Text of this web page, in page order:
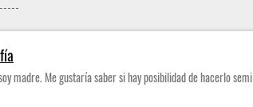
madre. Me gustaría saber si hay posibilidad de hacerlo semi